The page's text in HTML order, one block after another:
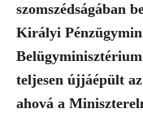
szomszédságában
Királyi
teljesen újjáépült
ahová a